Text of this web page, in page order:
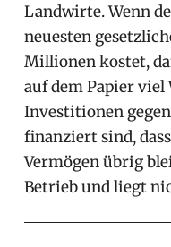
Landwirte. Wenn
neuesten
Millionen kostet,
auf dem Papier viel
Investitionen
finanziert sind,
Vermögen übrig
Betrieb und liegt